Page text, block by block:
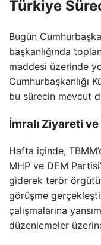
Türkiye
Bugün
başkanlığında
maddesi üzerinde
Cumhurbaşkanlığı
bu sürecin mevcut
İmralı Ziyareti
Hafta içinde,
MHP ve DEM
giderek terör
görüşme
çalışmalarına
düzenlemeler